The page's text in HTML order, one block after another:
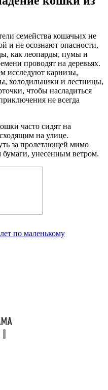
семейства кошачьих не
и не осознают опасности,
как леопарды, пумы и
проводят на деревьях.
исследуют карнизы,
холодильники и лестницы,
чтобы насладиться
не всегда
часто сидят на
на улице.
за пролетающей мимо
унесенным ветром.
по маленькому